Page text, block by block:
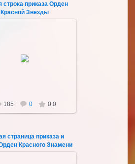
строка приказа Орден
Красной Звезды
185 0 0.0
страница приказа и
Красного Знамени